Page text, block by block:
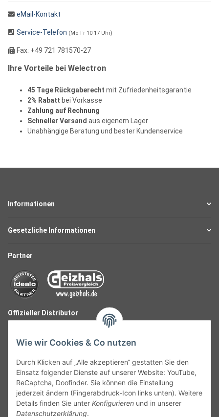
eMail-Kontakt
Service-Telefon (Mo-Fr 10-17 Uhr)
Fax: +49 721 781570-27
Ihre Vorteile bei Welectron
45 Tage Rückgaberecht mit Zufriedenheitsgarantie
2% Rabatt bei Vorkasse
Zahlung auf Rechnung
Schneller Versand aus eigenem Lager
Unabhängige Beratung und bester Kundenservice
Informationen
Gesetzliche Informationen
Partner
Offizieller Distributor
Wie wir Cookies & Co nutzen
Durch Klicken auf „Alle akzeptieren“ gestatten Sie den
Einsatz folgender Dienste auf unserer Website: YouTube,
ReCaptcha, Doofinder. Sie können die Einstellung
jederzeit ändern (Fingerabdruck-Icon links unten). Weitere
Details finden Sie unter Konfigurieren und in unserer
Datenschutzerklärung.